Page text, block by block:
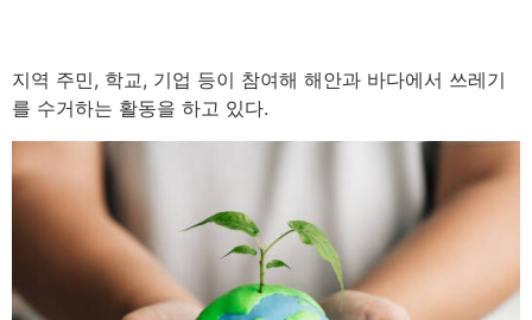
지역 주민, 학교, 기업 등이 참여해 해안과 바다에서 쓰레기
를 수거하는 활동을 하고 있다.